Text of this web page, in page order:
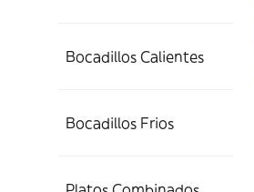
Bocadillos Calientes
Bocadillos Frios